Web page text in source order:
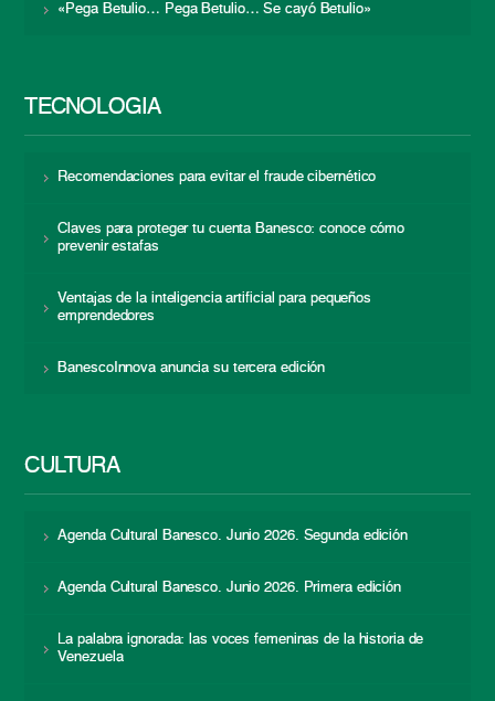
«Pega Betulio… Pega Betulio… Se cayó Betulio»
TECNOLOGÍA
Recomendaciones para evitar el fraude cibernético
Claves para proteger tu cuenta Banesco: conoce cómo
prevenir estafas
Ventajas de la inteligencia artificial para pequeños
emprendedores
BanescoInnova anuncia su tercera edición
CULTURA
Agenda Cultural Banesco. Junio 2026. Segunda edición
Agenda Cultural Banesco. Junio 2026. Primera edición
La palabra ignorada: las voces femeninas de la historia de
Venezuela